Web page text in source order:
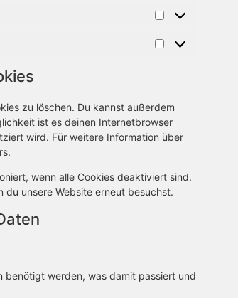
zu löschen. Du kannst außerdem
ist es deinen Internetbrowser
wird. Für weitere Information über
wenn alle Cookies deaktiviert sind.
du unsere Website erneut besuchst.
benötigt werden, was damit passiert und